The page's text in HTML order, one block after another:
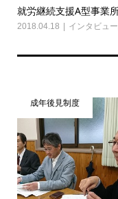
就労継続支援A型事業
2018.04.18 インタビュ
成年後見制度